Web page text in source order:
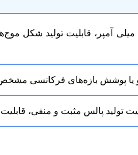
صفر تا 800 ولت پیک تا پیک، 100 میلی